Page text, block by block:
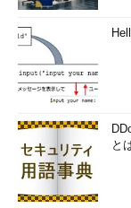
は何ら新しい提案
的に見直しておく
華々しい最新技術
新技術を使おうと
ア開発では、正確
また、「コミュニ
の？」と思われる
と